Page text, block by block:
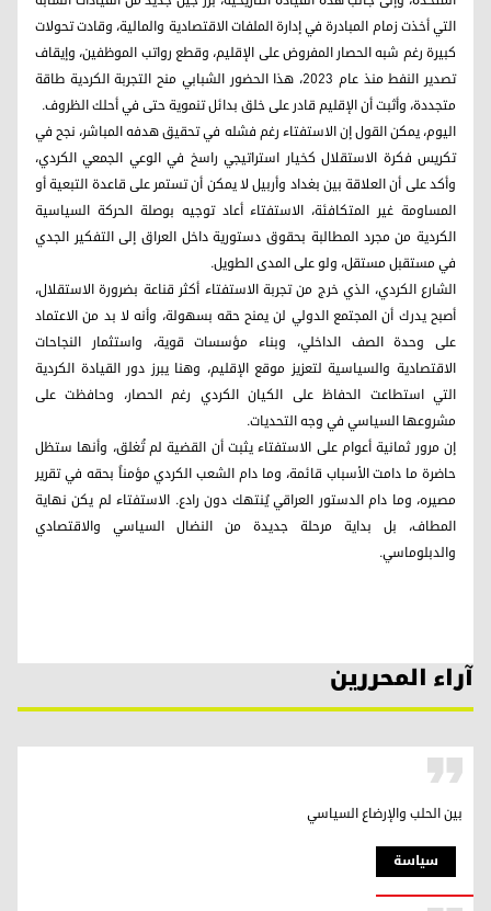
التي أخذت زمام المبادرة في إدارة الملفات الاقتصادية والمالية، وقادت تحولات
كبيرة رغم شبه الحصار المفروض على الإقليم، وقطع رواتب الموظفين، وإيقاف
تصدير النفط منذ عام 2023، هذا الحضور الشبابي منح التجربة الكردية طاقة
متجددة، وأثبت أن الإقليم قادر على خلق بدائل تنموية حتى في أحلك الظروف.
اليوم، يمكن القول إن الاستفتاء رغم فشله في تحقيق هدفه المباشر، نجح في
تكريس فكرة الاستقلال كخيار استراتيجي راسخ في الوعي الجمعي الكردي،
وأكد على أن العلاقة بين بغداد وأربيل لا يمكن أن تستمر على قاعدة التبعية أو
المساومة غير المتكافئة، الاستفتاء أعاد توجيه بوصلة الحركة السياسية
الكردية من مجرد المطالبة بحقوق دستورية داخل العراق إلى التفكير الجدي
في مستقبل مستقل، ولو على المدى الطويل.
الشارع الكردي، الذي خرج من تجربة الاستفتاء أكثر قناعة بضرورة الاستقلال،
أصبح يدرك أن المجتمع الدولي لن يمنح حقه بسهولة، وأنه لا بد من الاعتماد
على وحدة الصف الداخلي، وبناء مؤسسات قوية، واستثمار النجاحات
الاقتصادية والسياسية لتعزيز موقع الإقليم، وهنا يبرز دور القيادة الكردية
التي استطاعت الحفاظ على الكيان الكردي رغم الحصار، وحافظت على
مشروعها السياسي في وجه التحديات.
إن مرور ثمانية أعوام على الاستفتاء يثبت أن القضية لم تُغلق، وأنها ستظل
حاضرة ما دامت الأسباب قائمة، وما دام الشعب الكردي مؤمناً بحقه في تقرير
مصيره، وما دام الدستور العراقي يُنتهك دون رادع. الاستفتاء لم يكن نهاية
المطاف، بل بداية مرحلة جديدة من النضال السياسي والاقتصادي
والدبلوماسي.
آراء المحررين
سیاسة
بين الحلب والإرضاع السياسي